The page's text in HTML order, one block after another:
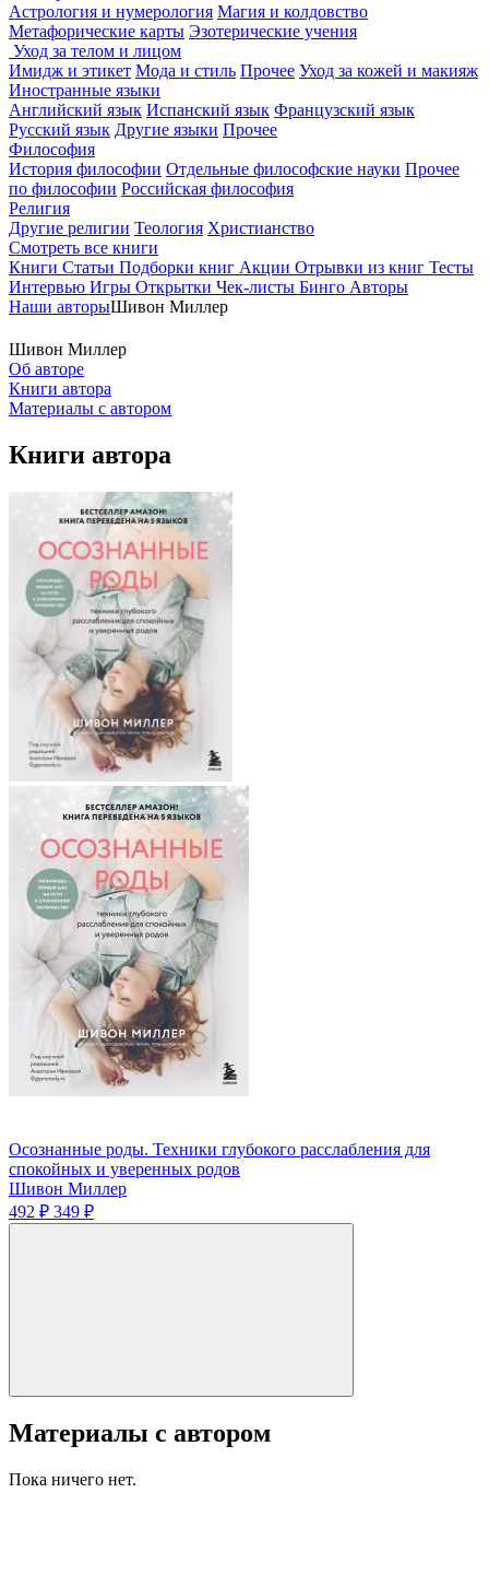
Астрология и нумерология Магия и колдовство
Метафорические карты Эзотерические учения
Уход за телом и лицом
Имидж и этикет Мода и стиль Прочее Уход за кожей и макияж
Иностранные языки
Английский язык Испанский язык Французский язык
Русский язык Другие языки Прочее
Философия
История философии Отдельные философские науки Прочее
по философии Российская философия
Религия
Другие религии Теология Христианство
Смотреть все книги
Книги Статьи Подборки книг Акции Отрывки из книг Тесты
Интервью Игры Открытки Чек-листы Бинго Авторы
Наши авторыШивон Миллер
Шивон Миллер
Об авторе
Книги автора
Материалы с автором
Книги автора
Осознанные роды. Техники глубокого расслабления для
спокойных и уверенных родов
Шивон Миллер
492 ₽ 349 ₽
Материалы с автором
Пока ничего нет.